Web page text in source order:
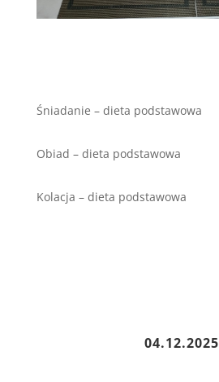
Śniadanie – dieta podstawowa
Obiad – dieta podstawowa
Kolacja – dieta podstawowa
04.12.2025